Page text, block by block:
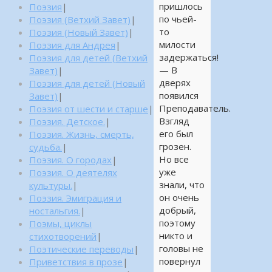
пришлось
по чьей-
то
милости
задержаться!
— В
дверях
появился
Преподаватель.
Взгляд
его был
грозен.
Но все
уже
знали, что
он очень
добрый,
поэтому
никто и
головы не
повернул
Поэзия |
Поэзия (Ветхий Завет) |
Поэзия (Новый Завет) |
Поэзия для Андрея |
Поэзия для детей (Ветхий
Завет) |
Поэзия для детей (Новый
Завет) |
Поэзия от шести и старше |
Поэзия. Детское. |
Поэзия. Жизнь, смерть,
судьба. |
Поэзия. О городах |
Поэзия. О деятелях
культуры. |
Поэзия. Эмиграция и
ностальгия. |
Поэмы, циклы
стихотворений |
Поэтические переводы |
Приветствия в прозе |